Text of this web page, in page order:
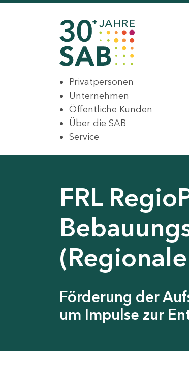
Privatpersonen
Unternehmen
Öffentliche Kunden
Über die SAB
Service
FRL
Förderung der
um Impulse zur